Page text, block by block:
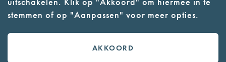
stemmen of op "Aanpassen" voor meer opties.
AKKOORD
toegestaan